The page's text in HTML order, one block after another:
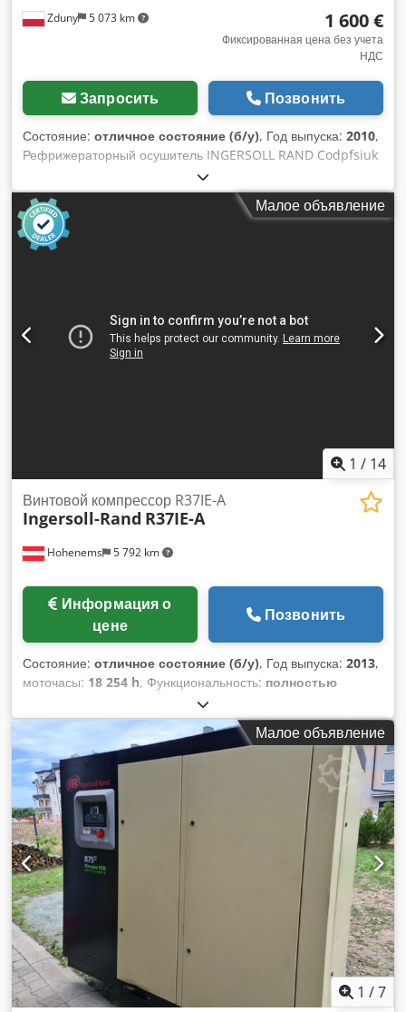
Zduny 5 073 km 1 600 €
Фиксированная цена без учета
НДС
Запросить Позвонить
Состояние: отличное состояние (б/у), Год выпуска: 2010,
Рефрижераторный осушитель INGERSOLL RAND Codpfsiuk
D Djx Aftoha Производительность: 13 м³/мин, Год выпуска:
2010, Осушитель полностью исправен.
Малое объявление
1 / 14
Hohenems 5 792 km
Винтовой компрессор R37IE-A
Ingersoll-Rand R37IE-A
цене
Позвонить
Состояние: отличное состояние (б/у), Год выпуска: 2013,
моточасы: 18 254 h, Функциональность: полностью
, Винтовой компрессор Ingersoll Rand
R37IE-A 37 кВт 7,5 бар Chodew H Nwlspfx Aftsa 6,46 м3/
мин Год выпуска: 2013 Наработка: 18 254 чМалое объявление
1 /7